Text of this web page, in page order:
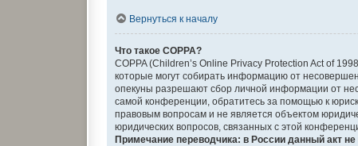
Вернуться к началу
Что такое COPPA?
COPPA (Children’s Online Privacy Protection Act of
которые могут собирать информацию от
опекуны разрешают сбор личной информации от
самой конференции, обратитесь за помощью к
правовым вопросам и не является объектом
юридических вопросов, связанных с этой
Примечание переводчика: в России данный акт